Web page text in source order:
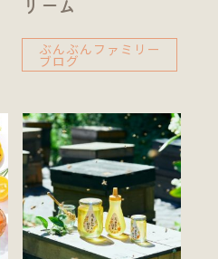
リーム
ぶんぶんファミリー
ブログ